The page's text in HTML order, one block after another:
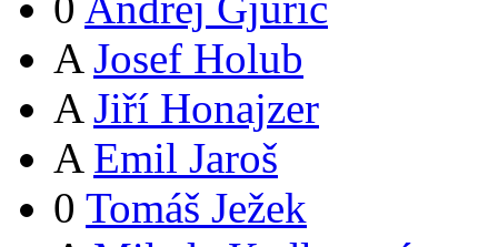
A Josef Holub
A Jiří Honajzer
A Emil Jaroš
0 Tomáš Ježek